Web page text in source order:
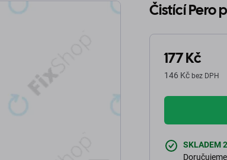
Čistící Pero
177 Kč
146 Kč bez DPH
SKLADEM